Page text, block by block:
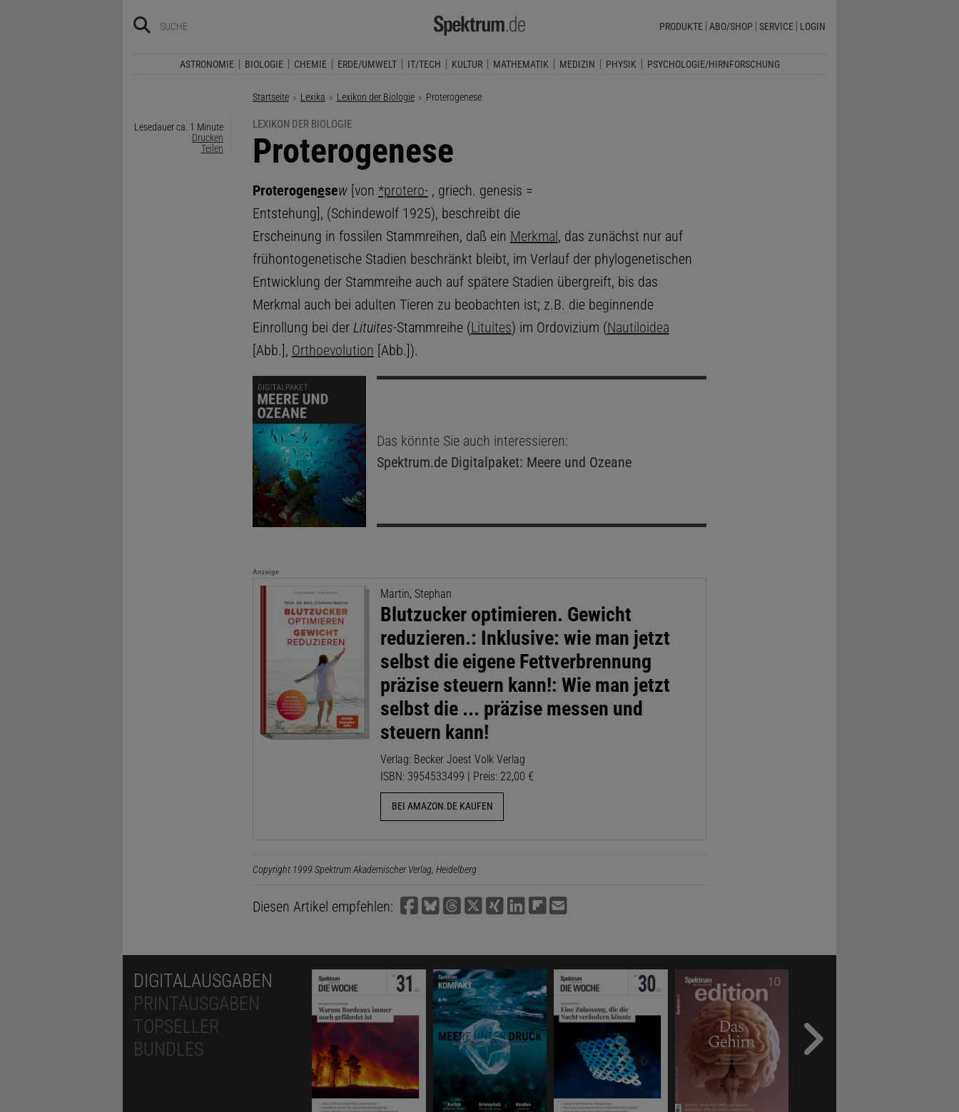
PRODUKTE ABO/SHOP SERVICE LOGIN
ASTRONOMIE BIOLOGIE CHEMIE ERDE/UMWELT IT/TECH KULTUR MATHEMATIK MEDIZIN PHYSIK PSYCHOLOGIE/HIRNFORSCHUNG
Startseite Lexika Lexikon der Biologie Aktuelle Seite:
Proterogenese
Lesedauer ca. 1 Minute
Drucken
Teilen
LEXIKON DER BIOLOGIE
:
Proterogenese
Proterogenesew[von *protero-, griech. genesis =
Entstehung], (Schindewolf 1925), beschreibt die
Erscheinung in fossilen Stammreihen, daß ein Merkmal, das zunächst nur auf
frühontogenetische Stadien beschränkt bleibt, im Verlauf der phylogenetischen
Entwicklung der Stammreihe auch auf spätere Stadien übergreift, bis das
Merkmal auch bei adulten Tieren zu beobachten ist; z.B. die beginnende
Einrollung bei der Lituites-Stammreihe (Lituites) im Ordovizium (Nautiloidea
[Abb.], Orthoevolution [Abb.]).
Das könnte Sie auch interessieren:
Spektrum.deDigitalpaket: Meere und Ozeane
Anzeige
Martin, Stephan
Blutzucker optimieren. Gewicht
reduzieren.: Inklusive: wie man jetzt
selbst die eigene Fettverbrennung
präzise steuern kann!: Wie man jetzt
selbst die ... präzise messen und
steuern kann!
Verlag: Becker Joest Volk Verlag
ISBN: 3954533499 | Preis: 22,00 €
BEI AMAZON.DE KAUFEN
Copyright 1999 Spektrum Akademischer Verlag, Heidelberg
Diesen Artikel empfehlen:
DIGITALAUSGABEN
PRINTAUSGABEN
TOPSELLER
BUNDLES